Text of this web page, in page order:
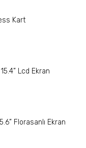
Kart
Lcd Ekran
Florasanlı Ekran